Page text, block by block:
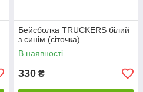
Бейсболка TRUCKERS білий
з синім (сіточка)
В наявності
330 ₴